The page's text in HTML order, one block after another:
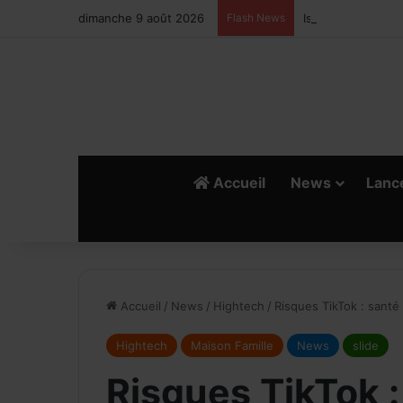
dimanche 9 août 2026 Flash News Ismail Bellali : Le
Accueil News
Accueil / News / Hightech / Risques TikTok :
Hightech Maison Famille News slide
Risques TikTok